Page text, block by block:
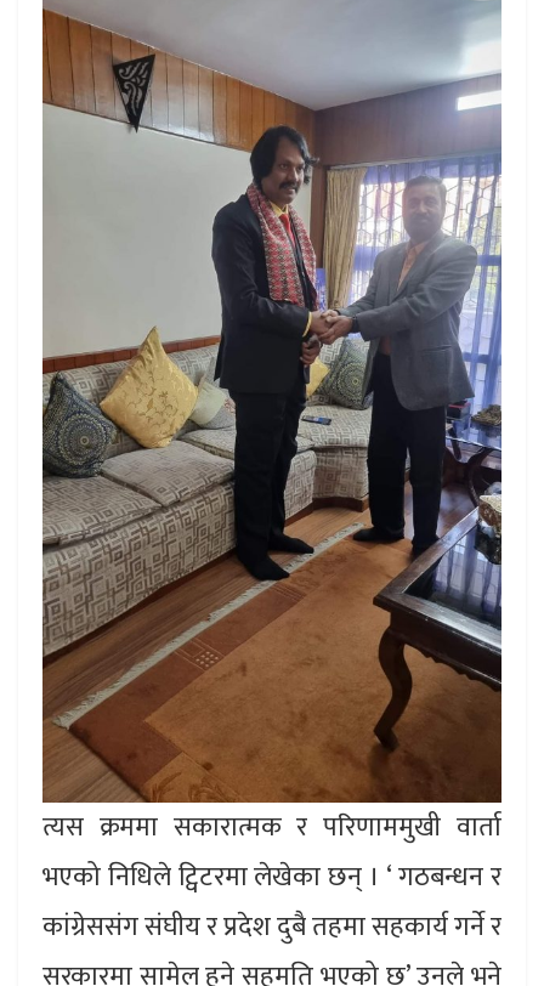
त्यस क्रममा सकारात्मक र परिणाममुखी वार्ता
भएको निधिले ट्विटरमा लेखेका छन् । ‘ गठबन्धन र
कांग्रेससंग संघीय र प्रदेश दुबै तहमा सहकार्य गर्ने र